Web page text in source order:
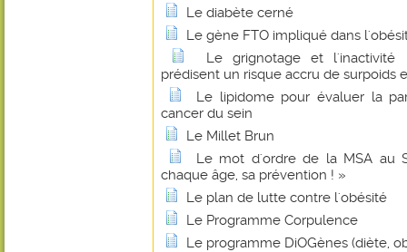
Le diabète cerné
Le gène FTO impliqué dans
Le grignotage et l'inactivité
prédisent un risque accru de surpoids
Le lipidome pour évaluer la
cancer du sein
Le Millet Brun
Le mot d'ordre de la MSA au
chaque âge, sa prévention ! »
Le plan de lutte contre l'obésité
Le Programme Corpulence
Le programme DiOGènes (diète,